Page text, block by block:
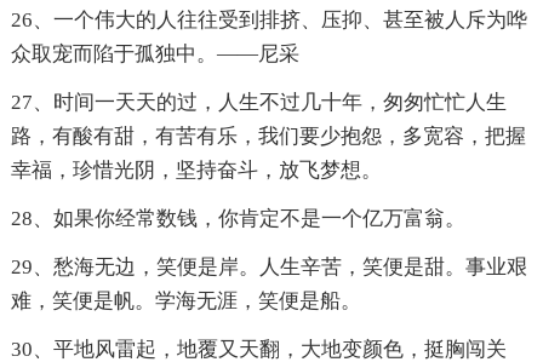
26、一个伟大的人往往受到排挤、压抑、甚至被人斥为哗
众取宠而陷于孤独中。——尼采
27、时间一天天的过，人生不过几十年，匆匆忙忙人生
路，有酸有甜，有苦有乐，我们要少抱怨，多宽容，把握
幸福，珍惜光阴，坚持奋斗，放飞梦想。
28、如果你经常数钱，你肯定不是一个亿万富翁。
29、愁海无边，笑便是岸。人生辛苦，笑便是甜。事业艰
难，笑便是帆。学海无涯，笑便是船。
30、平地风雷起，地覆又天翻，大地变颜色，挺胸闯关